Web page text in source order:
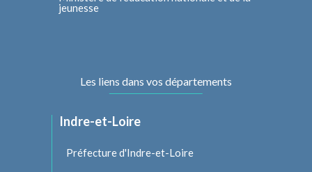
jeunesse
Les liens dans vos départements
Indre-et-Loire
Préfecture d'Indre-et-Loire